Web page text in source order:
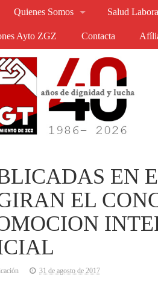
Quienes Somos Salud
Ayto ZGZ Contacta
EN
EL
31 de agosto de 2017